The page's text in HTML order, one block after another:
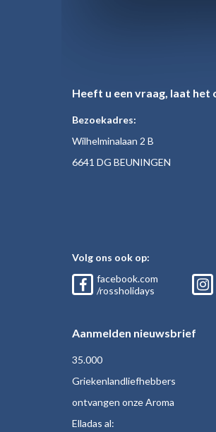
Heeft u een vraag, laat het
Bezoekadres:
Wilhelminalaan 2 B
6641 DG BEUNINGEN
Volg ons ook op:
facebook.com
/rossholidays
Aanmelden nieuwsbrief
35.000
Griekenlandliefhebbers
ontvangen onze Aroma
Elladas al: